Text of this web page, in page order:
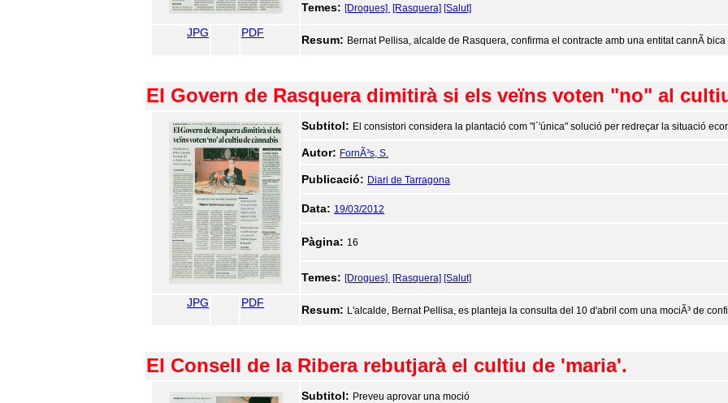
Temes: [Drogues] [Rasquera] [Salut]
JPG PDF
Resum: Bernat Pellisa, alcalde de Rasquera, confirma el contracte amb una entitat cannÃ
El Govern de Rasquera dimitirà si els veïns voten "no" al
Subtitol: El consistori considera la plantació com "l´'única" solució per redreçar la situació
Autor: FornÃ³s, S.
Publicació: Diari de Tarragona
Data: 19/03/2012
Pàgina: 16
Temes: [Drogues] [Rasquera] [Salut]
JPG PDF
Resum: L'alcalde, Bernat Pellisa, es planteja la consulta del 10 d'abril com una mociÃ³ de
El Consell de la Ribera rebutjarà el cultiu de 'maria'.
Subtitol: Preveu aprovar una moció